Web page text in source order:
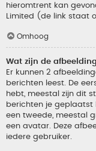
hieromtrent kan
Limited (de link staat
Omhoog
Wat zijn de
Er kunnen 2
berichten leest. De
hebt, meestal zijn dit
berichten je geplaatst
een tweede, meestal
een avatar. Deze
iedere gebruiker.